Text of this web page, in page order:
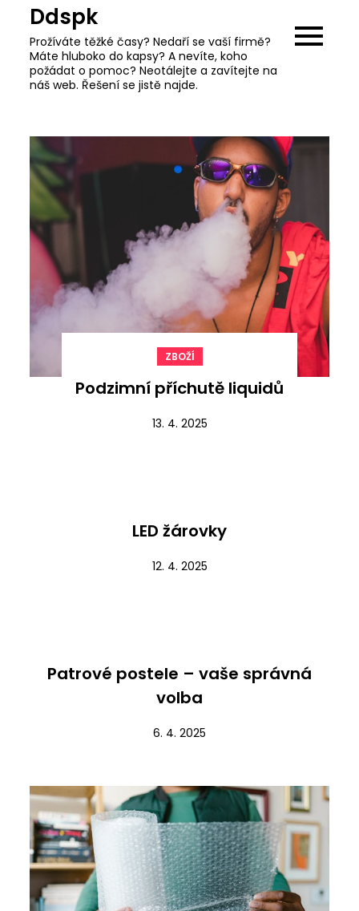
content
Ddspk
Prožíváte těžké časy? Nedaří se vaší firmě?
Máte hluboko do kapsy? A nevíte, koho
požádat o pomoc? Neotálejte a zavítejte na
náš web. Řešení se jistě najde.
ZBOŽÍ
Podzimní příchutě liquidů
13. 4. 2025
LED žárovky
12. 4. 2025
Patrové postele – vaše správná
volba
6. 4. 2025